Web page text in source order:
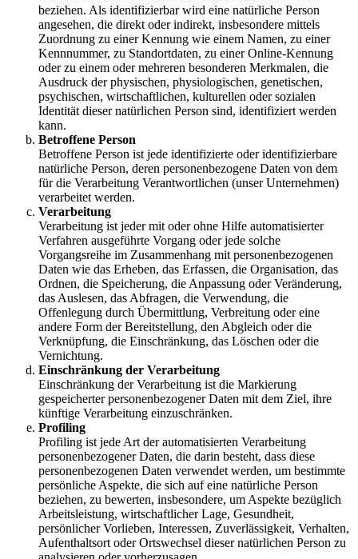
beziehen. Als identifizierbar wird eine natürliche Person
angesehen, die direkt oder indirekt, insbesondere mittels
Zuordnung zu einer Kennung wie einem Namen, zu einer
Kennnummer, zu Standortdaten, zu einer Online-Kennung
oder zu einem oder mehreren besonderen Merkmalen, die
Ausdruck der physischen, physiologischen, genetischen,
psychischen, wirtschaftlichen, kulturellen oder sozialen
Identität dieser natürlichen Person sind, identifiziert werden
kann.
Betroffene Person
Betroffene Person ist jede identifizierte oder identifizierbare
natürliche Person, deren personenbezogene Daten von dem
für die Verarbeitung Verantwortlichen (unser Unternehmen)
verarbeitet werden.
Verarbeitung
Verarbeitung ist jeder mit oder ohne Hilfe automatisierter
Verfahren ausgeführte Vorgang oder jede solche
Vorgangsreihe im Zusammenhang mit personenbezogenen
Daten wie das Erheben, das Erfassen, die Organisation, das
Ordnen, die Speicherung, die Anpassung oder Veränderung,
das Auslesen, das Abfragen, die Verwendung, die
Offenlegung durch Übermittlung, Verbreitung oder eine
andere Form der Bereitstellung, den Abgleich oder die
Verknüpfung, die Einschränkung, das Löschen oder die
Vernichtung.
Einschränkung der Verarbeitung
Einschränkung der Verarbeitung ist die Markierung
gespeicherter personenbezogener Daten mit dem Ziel, ihre
künftige Verarbeitung einzuschränken.
Profiling
Profiling ist jede Art der automatisierten Verarbeitung
personenbezogener Daten, die darin besteht, dass diese
personenbezogenen Daten verwendet werden, um bestimmte
persönliche Aspekte, die sich auf eine natürliche Person
beziehen, zu bewerten, insbesondere, um Aspekte bezüglich
Arbeitsleistung, wirtschaftlicher Lage, Gesundheit,
persönlicher Vorlieben, Interessen, Zuverlässigkeit, Verhalten,
Aufenthaltsort oder Ortswechsel dieser natürlichen Person zu